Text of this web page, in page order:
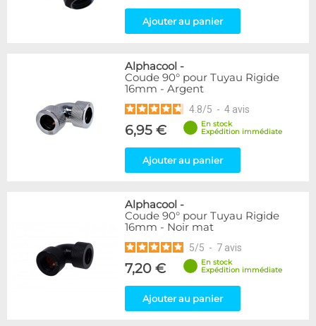
Ajouter au panier
Alphacool -
Coude 90° pour Tuyau Rigide
16mm - Argent
4.8/5 - 4 avis
6,95 €
En stock
Expédition immédiate
Ajouter au panier
Alphacool -
Coude 90° pour Tuyau Rigide
16mm - Noir mat
5/5 - 7 avis
7,20 €
En stock
Expédition immédiate
Ajouter au panier